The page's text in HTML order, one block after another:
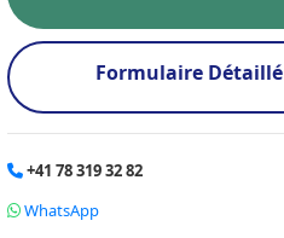
Formulaire Détaillé
+41 78 319 32 82
WhatsApp